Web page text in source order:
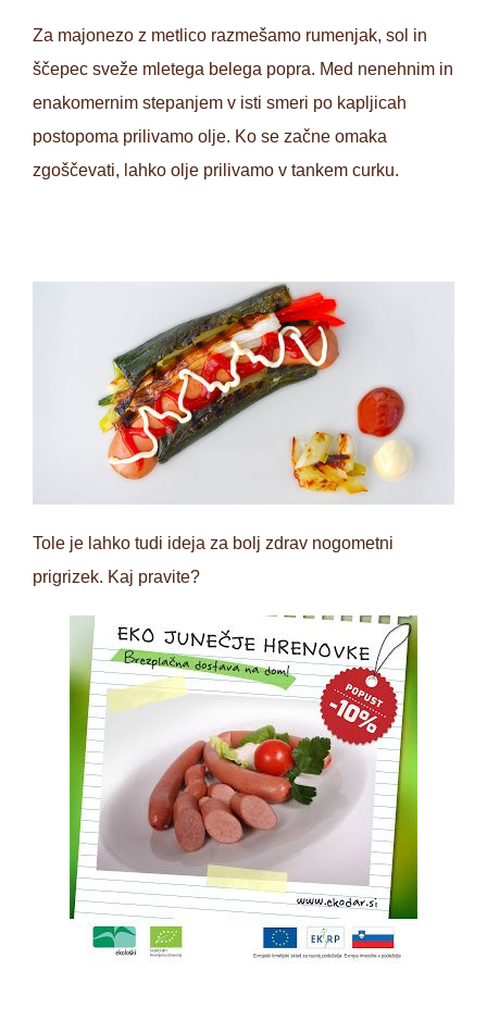
Za majonezo z metlico razmešamo rumenjak, sol in
ščepec sveže mletega belega popra. Med nenehnim in
enakomernim stepanjem v isti smeri po kapljicah
postopoma prilivamo olje. Ko se začne omaka
zgoščevati, lahko olje prilivamo v tankem curku.
Tole je lahko tudi ideja za bolj zdrav nogometni
prigrizek. Kaj pravite?